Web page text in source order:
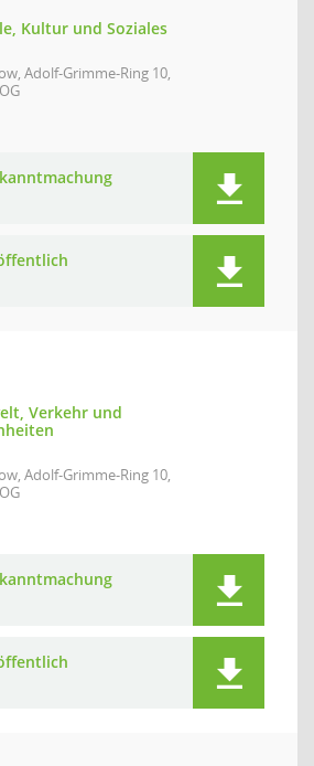
Kultur und Soziales
Adolf-Grimme-Ring 10,
Verkehr und
Adolf-Grimme-Ring 10,